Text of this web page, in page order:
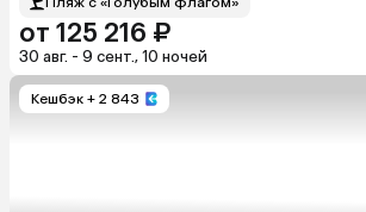
от 125 216 ₽
30 авг. - 9 сент., 10 ночей
Кешбэк + 2 843